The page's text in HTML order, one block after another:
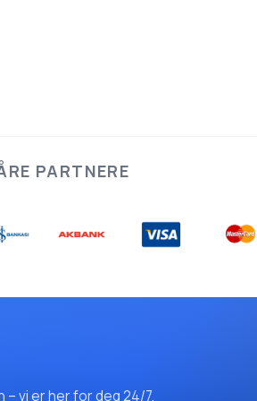
PARTNERE
– vi er her for deg 24/7.